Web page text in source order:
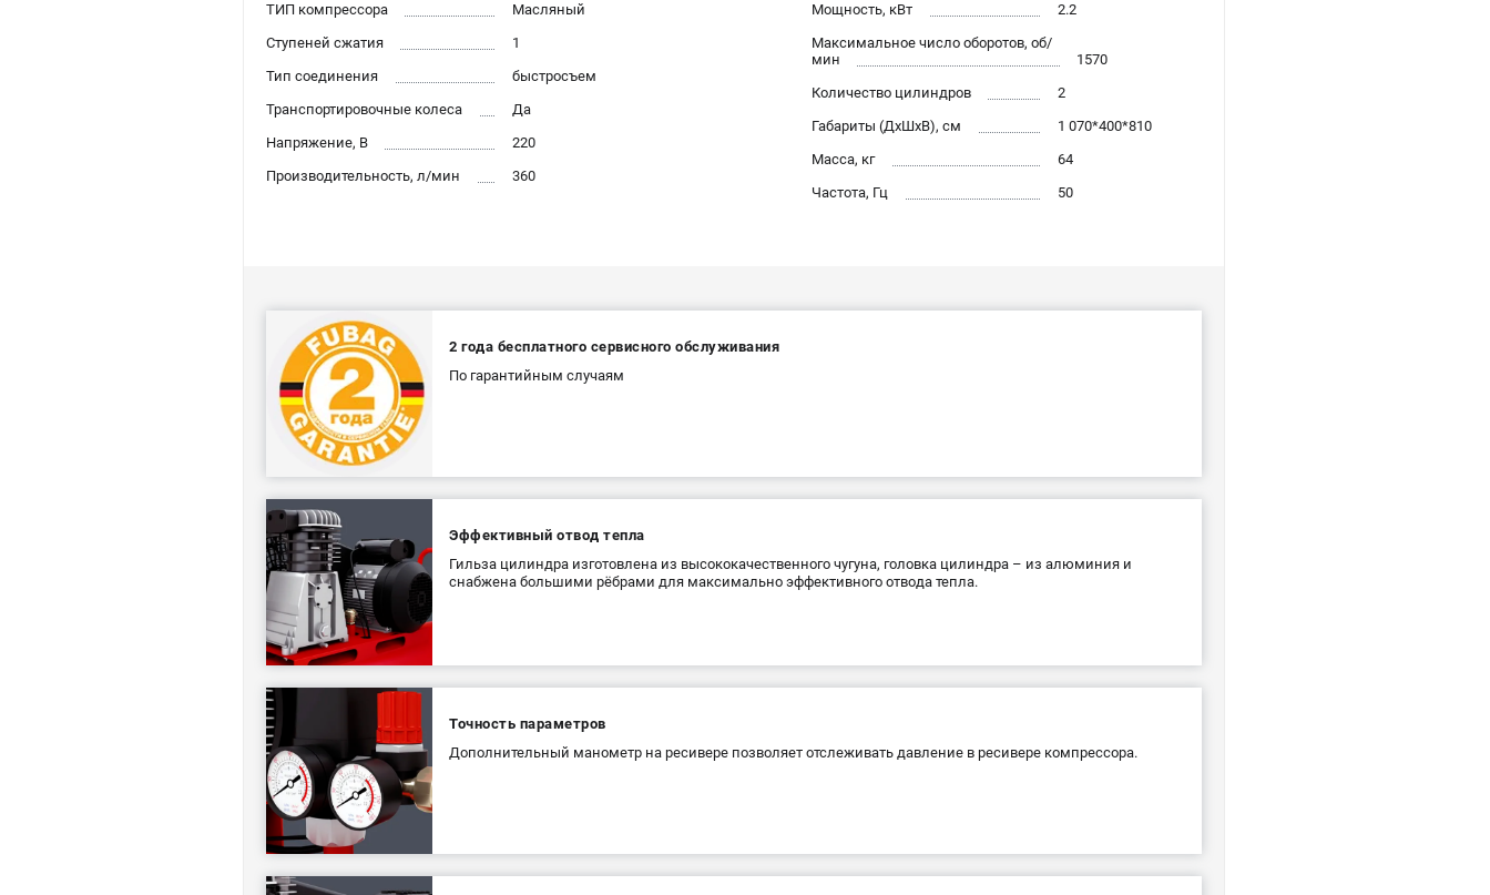
ТИП компрессора
Масляный
Ступеней сжатия
1
Тип соединения
быстросъем
Транспортировочные колеса
Да
Напряжение, В
220
Производительность, л/мин
360
Мощность, кВт
2.2
Максимальное число оборотов, об/
мин
1570
Количество цилиндров
2
Габариты (ДхШхВ), см
1 070*400*810
Масса, кг
64
Частота, Гц
50
2 года бесплатного сервисного обслуживания
По гарантийным случаям
Эффективный отвод тепла
Гильза цилиндра изготовлена из высококачественного чугуна, головка цилиндра – из алюминия и
снабжена большими рёбрами для максимально эффективного отвода тепла.
Точность параметров
Дополнительный манометр на ресивере позволяет отслеживать давление в ресивере компрессора.